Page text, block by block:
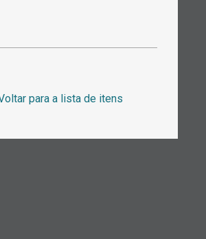
para a lista de itens